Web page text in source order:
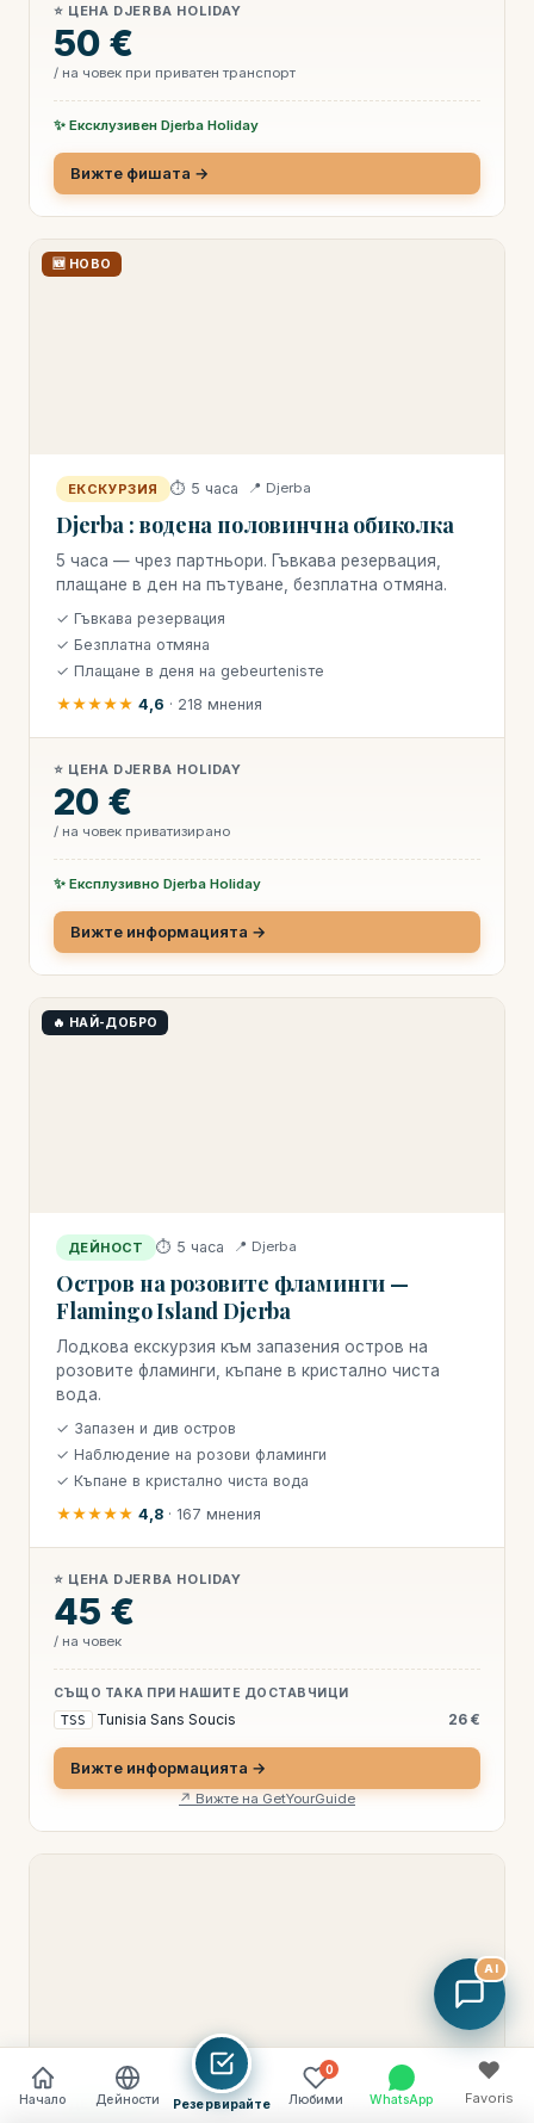
⭐ ЦЕНА DJERBA HOLIDAY
50 €
/ на човек при приватен транспорт
✨ Ексклузивен Djerba Holiday
Вижте фишата →
🆕 НОВО
ЕКСКУРЗИЯ ⏱ 5 часа 📍 Djerba
Djerba : водена половинчна обиколка
5 часа — чрез партньори. Гъвкава резервация,
плащане в ден на пътуване, безплатна отмяна.
✓ Гъвкава резервация
✓ Безплатна отмяна
✓ Плащане в деня на gebeurtenisте
★★★★★ 4,6 · 218 мнения
⭐ ЦЕНА DJERBA HOLIDAY
20 €
/ на човек приватизирано
✨ Експлузивно Djerba Holiday
Вижте информацията →
🔥 НАЙ-ДОБРО
ДЕЙНОСТ ⏱ 5 часа 📍 Djerba
Остров на розовите фламинги —
Flamingo Island Djerba
Лодкова екскурзия към запазения остров на
розовите фламинги, къпане в кристално чиста
вода.
✓ Запазен и див остров
✓ Наблюдение на розови фламинги
✓ Къпане в кристално чиста вода
★★★★★ 4,8 · 167 мнения
⭐ ЦЕНА DJERBA HOLIDAY
45 €
/ на човек
СЪЩО ТАКА ПРИ НАШИТЕ ДОСТАВЧИЦИ
TSS Tunisia Sans Soucis 26 €
Вижте информацията →
↗ Вижте на GetYourGuide
ДЕЙНОСТ ⏱ 3 часа (четвъртъци юли-август)
Начало Дейности Резервирайте
0
Любими WhatsApp
♥
Favoris
AI